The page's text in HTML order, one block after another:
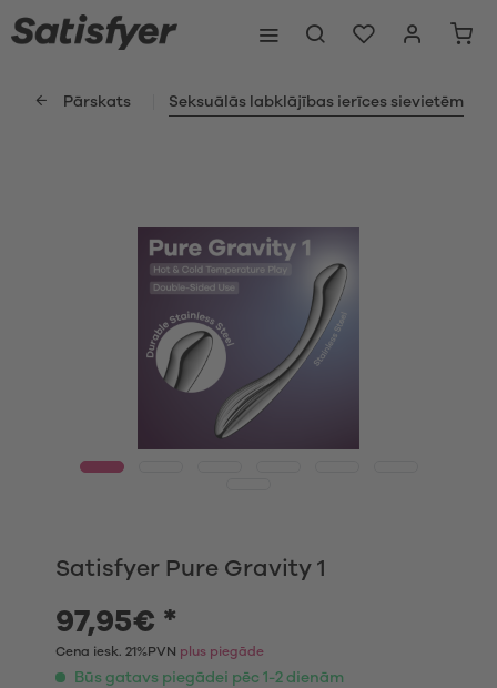
Pārskats Seksuālās labklājības ierīces sievietēm
Satisfyer Pure Gravity 1
97,95€ *
Cena iesk. 21%PVN plus piegāde
Būs gatavs piegādei pēc 1-2 dienām